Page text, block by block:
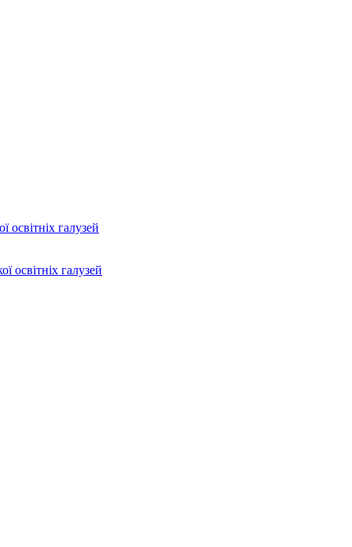
освітніх галузей
освітніх галузей